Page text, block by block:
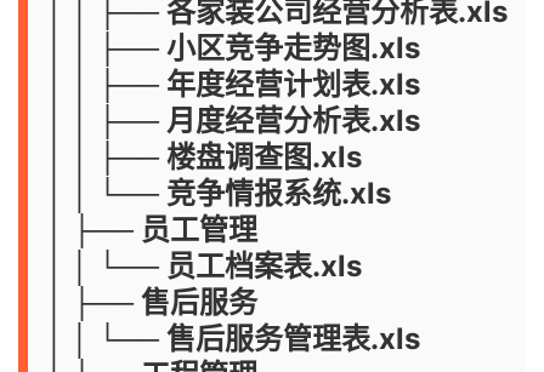
│ │ ├── 各家装公司经营分析表.xls
│ │ ├── 小区竞争走势图.xls
│ │ ├── 年度经营计划表.xls
│ │ ├── 月度经营分析表.xls
│ │ ├── 楼盘调查图.xls
│ │ └── 竞争情报系统.xls
│ ├── 员工管理
│ │ └── 员工档案表.xls
│ ├── 售后服务
│ │ └── 售后服务管理表.xls